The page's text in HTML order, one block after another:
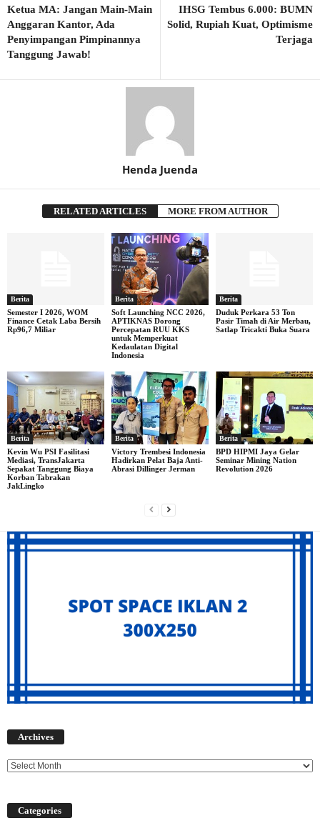
Ketua MA: Jangan Main-Main
Anggaran Kantor, Ada
Penyimpangan Pimpinannya
Tanggung Jawab!
IHSG Tembus 6.000: BUMN
Solid, Rupiah Kuat, Optimisme
Terjaga
Henda Juenda
RELATED ARTICLES MORE FROM AUTHOR
Berita
Semester I 2026, WOM
Finance Cetak Laba Bersih
Rp96,7 Miliar
Berita
Soft Launching NCC 2026,
APTIKNAS Dorong
Percepatan RUU KKS
untuk Memperkuat
Kedaulatan Digital
Indonesia
Berita
Duduk Perkara 53 Ton
Pasir Timah di Air Merbau,
Satlap Tricakti Buka Suara
Berita
Kevin Wu PSI Fasilitasi
Mediasi, TransJakarta
Sepakat Tanggung Biaya
Korban Tabrakan
JakLingko
Berita
Victory Trembesi Indonesia
Hadirkan Pelat Baja Anti-
Abrasi Dillinger Jerman
Berita
BPD HIPMI Jaya Gelar
Seminar Mining Nation
Revolution 2026
Archives
Categories